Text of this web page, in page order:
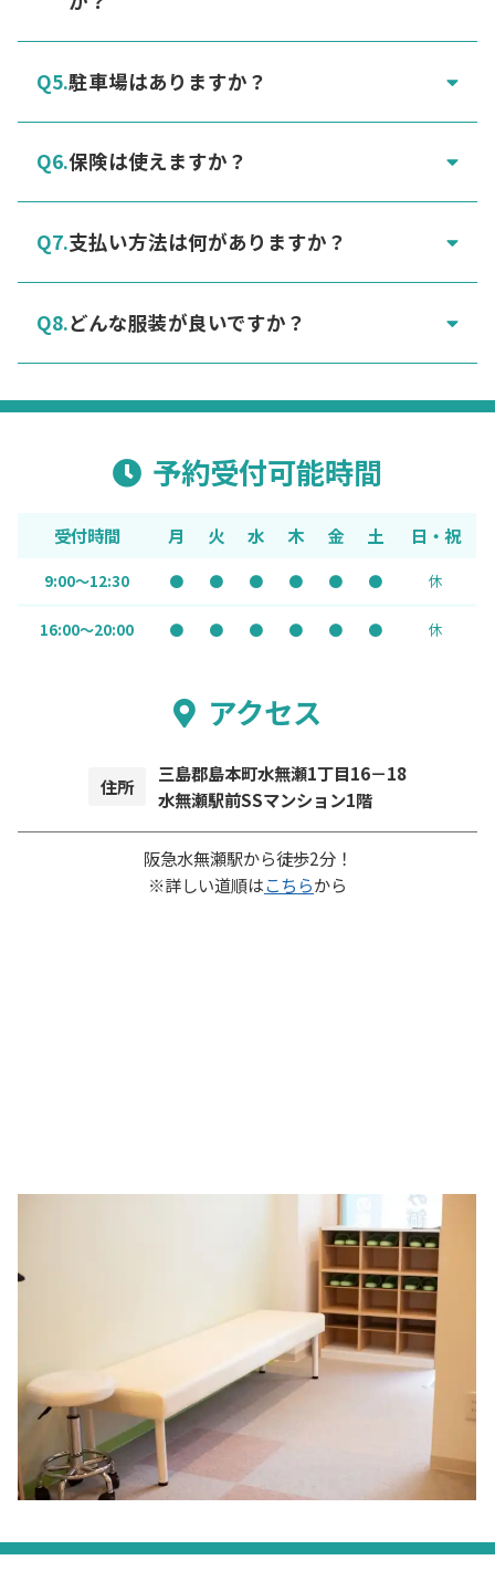
駐車場はありますか？
保険は使えますか？
支払い方法は何がありますか？
どんな服装が良いですか？
予約受付可能時間
受付時間 月 火 水 木 金 土 日・祝
9:00～12:30 ● ● ● ● ● ● 休
16:00～20:00 ● ● ● ● ● ● 休
アクセス
住所
三島郡島本町水無瀬1丁目16－18
水無瀬駅前SSマンション1階
阪急水無瀬駅から徒歩2分！
※詳しい道順はこちらから